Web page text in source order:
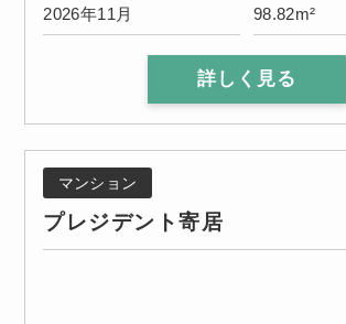
2026年11月
98.82m²
詳しく見る
マンション
プレジデント寄居